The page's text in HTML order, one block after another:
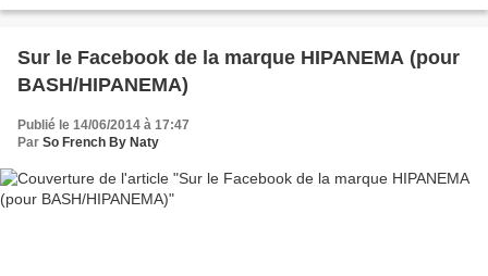
Sur le Facebook de la marque HIPANEMA (pour
BASH/HIPANEMA)
Publié le 14/06/2014 à 17:47
Par So French By Naty